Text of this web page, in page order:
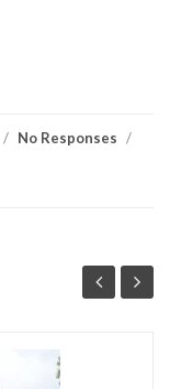
/ No Responses /